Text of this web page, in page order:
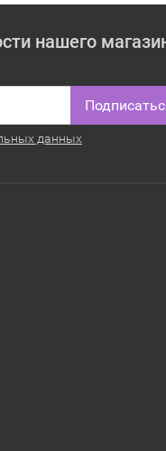
нашего
данных